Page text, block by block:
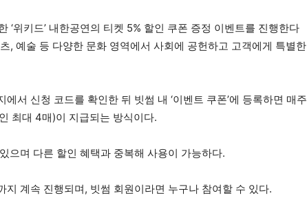
‘위키드’ 내한공연의 티켓 5% 할인 쿠폰 증정 이벤트를 진행한다
, 예술 등 다양한 문화 영역에서 사회에 공헌하고 고객에게 특별한
서 신청 코드를 확인한 뒤 빗썸 내 ‘이벤트 쿠폰’에 등록하면 매주
최대 4매)이 지급되는 방식이다.
으며 다른 할인 혜택과 중복해 사용이 가능하다.
지 계속 진행되며, 빗썸 회원이라면 누구나 참여할 수 있다.